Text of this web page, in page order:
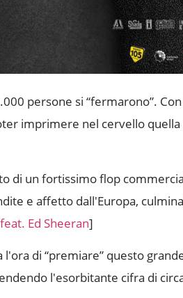
persone si “fermarono”.
imprimere nel cervello
di un fortissimo flop
e affetto dall'Europa,
Ed Sheeran]
di “premiare” questo
l'esorbitante cifra di